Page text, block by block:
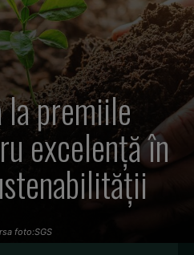
la premiile
excelență în
foto:SGS